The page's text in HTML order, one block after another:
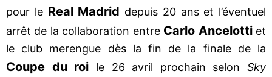
pour le Real Madrid depuis 20 ans et l’éventuel
arrêt de la collaboration entre Carlo Ancelotti et
le club merengue dès la fin de la finale de la
Coupe du roi le 26 avril prochain selon Sky